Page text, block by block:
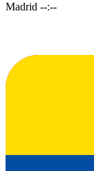
Madrid --:--